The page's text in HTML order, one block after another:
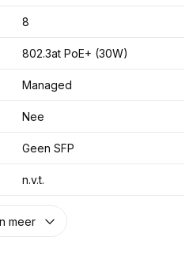
8
802.3at PoE+ (30W)
Managed
Nee
Geen SFP
n.v.t.
meer